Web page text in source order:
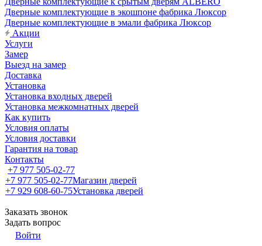
Дверные комплектующие в экошпоне фабрика Люксор
Дверные комплектующие в эмали фабрика Люксор
Акции
Услуги
Замер
Выезд на замер
Доставка
Установка
Установка входных дверей
Установка межкомнатных дверей
Как купить
Условия оплаты
Условия доставки
Гарантия на товар
Контакты
+7 977 505-02-77
+7 977 505-02-77Магазин дверей
+7 929 608-60-75Установка дверей
Заказать звонок
Задать вопрос
Войти